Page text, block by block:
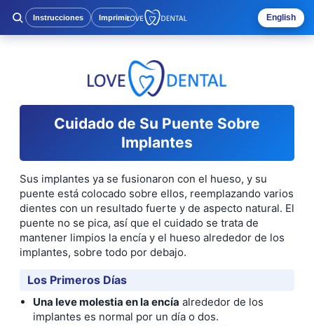
Instrucciones Imprimir English
Cuidado de Su Puente Sobre
Implantes
Sus implantes ya se fusionaron con el hueso, y su
puente está colocado sobre ellos, reemplazando varios
dientes con un resultado fuerte y de aspecto natural. El
puente no se pica, así que el cuidado se trata de
mantener limpios la encía y el hueso alrededor de los
implantes, sobre todo por debajo.
Los Primeros Días
Una leve molestia en la encía alrededor de los
implantes es normal por un día o dos.